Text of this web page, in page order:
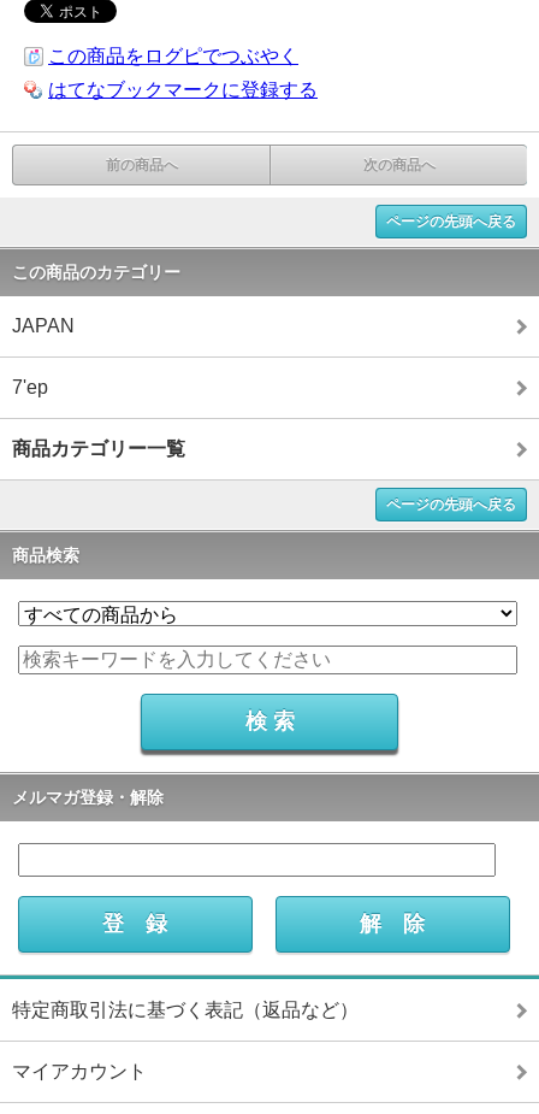
この商品をログピでつぶやく
はてなブックマークに登録する
前の商品へ 次の商品へ
ページの先頭へ戻る
この商品のカテゴリー
JAPAN
7'ep
商品カテゴリー一覧
ページの先頭へ戻る
商品検索
メルマガ登録・解除
特定商取引法に基づく表記（返品など）
マイアカウント